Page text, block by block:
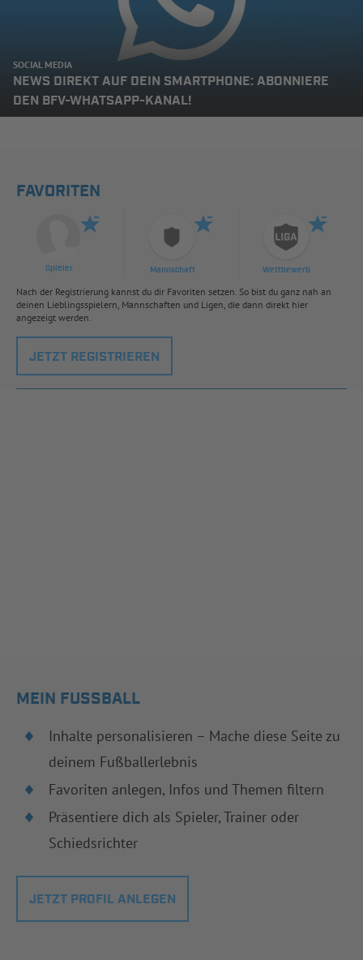
SOCIAL MEDIA
NEWS DIREKT AUF DEIN SMARTPHONE: ABONNIERE
DEN BFV-WHATSAPP-KANAL!
FAVORITEN
Spieler Mannschaft Wettbewerb
Nach der Registrierung kannst du dir Favoriten setzen. So bist du ganz nah an
deinen Lieblingsspielern, Mannschaften und Ligen, die dann direkt hier
angezeigt werden.
JETZT REGISTRIEREN
MEIN FUSSBALL
Inhalte personalisieren – Mache diese Seite zu
deinem Fußballerlebnis
Favoriten anlegen, Infos und Themen filtern
Präsentiere dich als Spieler, Trainer oder
Schiedsrichter
JETZT PROFIL ANLEGEN